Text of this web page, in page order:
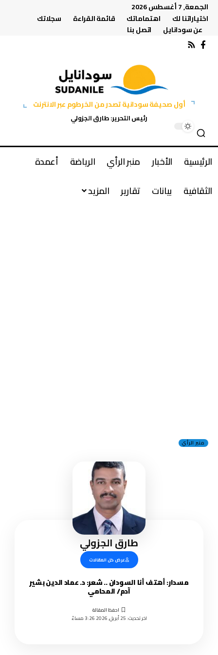
الجمعة, 7 أغسطس 2026
اختياراتنا لك
اهتماماتك قائمة القراءة
سجلاتك
عن سودانايل
اتصل بنا
أول صحيفة سودانية تصدر من الخرطوم عبر الانترنت
رئيس التحرير: طارق الجزولي
الرئيسية الأخبار منبر الرأي الرياضة
أعمدة
الثقافية
بيانات تقارير المزيد
منبر الرأي
طارق الجزولي
عرض كل المقالات
مسدار: أهتف أنا السودان .. شعر: د. عماد الدين بشير
آدم/ المحامي
اخر تحديث: 25 أبريل, 2026 3:26 مساءً